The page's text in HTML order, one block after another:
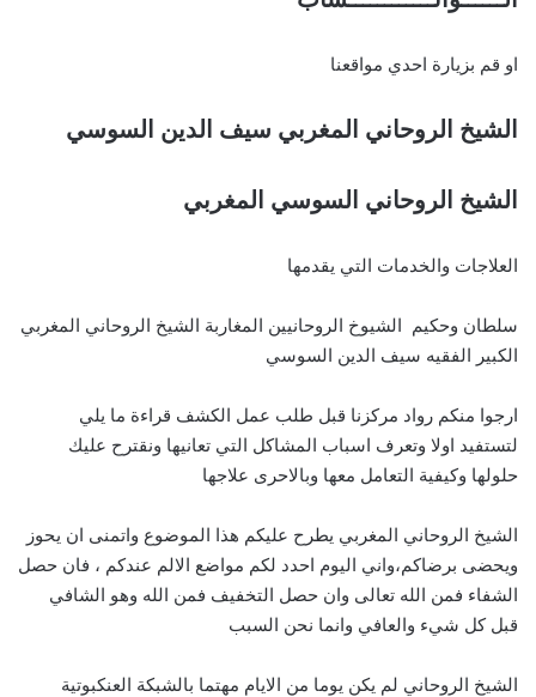
او قم بزيارة احدي مواقعنا
الشيخ الروحاني المغربي سيف الدين السوسي
الشيخ الروحاني السوسي المغربي
العلاجات والخدمات التي يقدمها
سلطان وحكيم الشيوخ الروحانيين المغاربة الشيخ الروحاني المغربي
الكبير الفقيه سيف الدين السوسي
ارجوا منكم رواد مركزنا قبل طلب عمل الكشف قراءة ما يلي
لتستفيد اولا وتعرف اسباب المشاكل التي تعانيها ونقترح عليك
حلولها وكيفية التعامل معها وبالاحرى علاجها
الشيخ الروحاني المغربي يطرح عليكم هذا الموضوع واتمنى ان يحوز
ويحضى برضاكم،واني اليوم احدد لكم مواضع الالم عندكم ، فان حصل
الشفاء فمن الله تعالى وان حصل التخفيف فمن الله وهو الشافي
قبل كل شيء والعافي وانما نحن السبب
الشيخ الروحاني لم يكن يوما من الايام مهتما بالشبكة العنكبوتية